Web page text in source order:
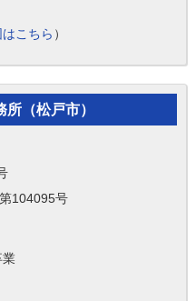
こちら ）
（松戸市）
104095号
業